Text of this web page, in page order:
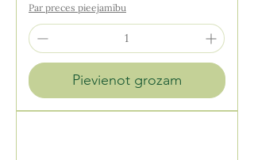
Par preces pieejamību
Pievienot grozam